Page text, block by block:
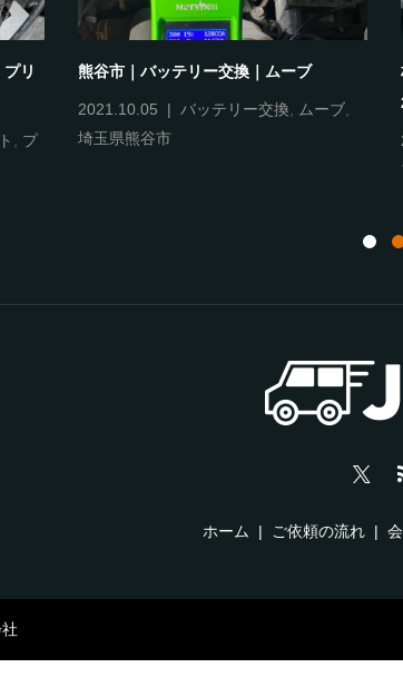
リ
プ
熊谷市｜バッテリー交換｜ムーブ
2021.10.05 バッテリー交換 ムーブ,
埼玉県熊谷市
ホーム ご依頼の流れ